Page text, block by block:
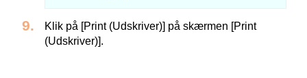
Klik på [Print (Udskriver)] på skærmen [Print
(Udskriver)].